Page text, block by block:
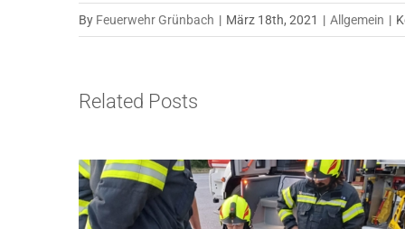
By Feuerwehr Grünbach | März 18th, 2021 | Allgemein |
Related Posts